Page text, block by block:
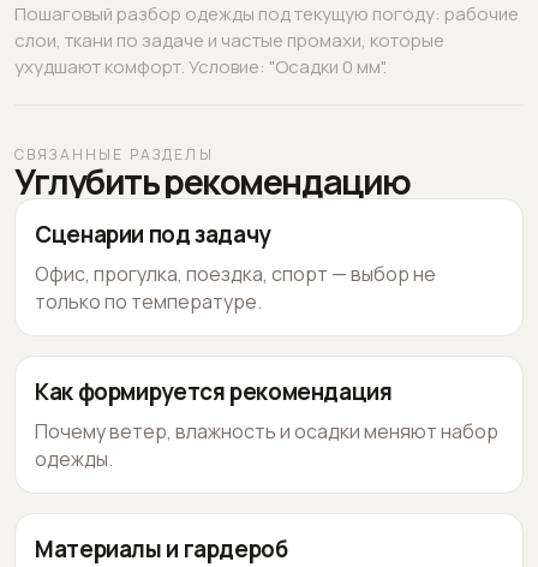
Пошаговый разбор одежды под текущую погоду: рабочие
слои, ткани по задаче и частые промахи, которые
ухудшают комфорт. Условие: "Осадки 0 мм".
СВЯЗАННЫЕ РАЗДЕЛЫ
Углубить рекомендацию
Сценарии под задачу
Офис, прогулка, поездка, спорт — выбор не
только по температуре.
Как формируется рекомендация
Почему ветер, влажность и осадки меняют набор
одежды.
Материалы и гардероб